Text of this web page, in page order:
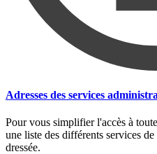
Adresses des services
Pour vous simplifier l'accès à
une liste des différents services
dressée.